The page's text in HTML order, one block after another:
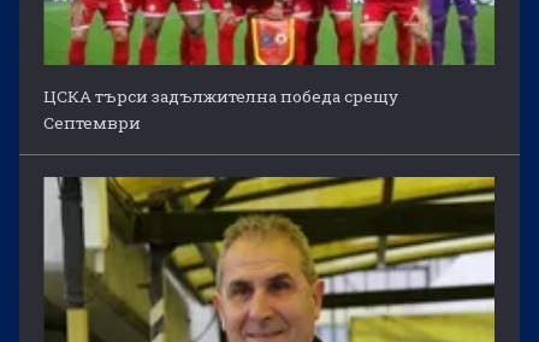
ЦСКА търси задължителна победа срещу
Септември